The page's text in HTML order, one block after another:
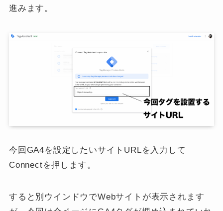
進みます。
今回GA4を設定したいサイトURLを入力して
Connectを押します。
すると別ウインドウでWebサイトが表示されます